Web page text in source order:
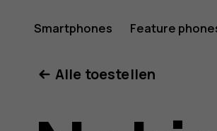
Smartphones Feature
Alle toestellen